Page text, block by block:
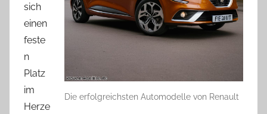
Die erfolgreichsten Automodelle von Renault
sich
einen
feste
n
Platz
im
Herze